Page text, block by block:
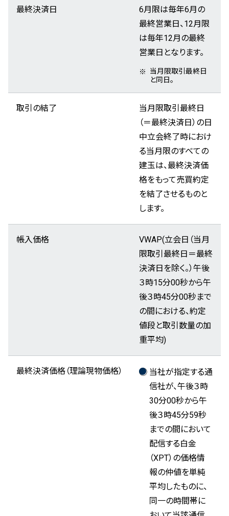
最終決済日
6月限は毎年6月の
最終営業日、12月限
は毎年12月の最終
営業日となります。
当月限取引最終日
と同日。
取引の結了
当月限取引最終日
（＝最終決済日）の日
中立会終了時におけ
る当月限のすべての
建玉は、最終決済価
格をもって売買約定
を結了させるものと
します。
帳入価格
VWAP(立会日（当月
限取引最終日＝最終
決済日を除く。）午後
３時15分00秒から午
後３時45分00秒まで
の間における、約定
値段と取引数量の加
重平均)
最終決済価格（理論現物価格）
当社が指定する通
信社が、午後３時
30分00秒から午
後３時45分59秒
までの間において
配信する白金
（XPT）の価格情
報の仲値を単純
平均したものに、
同一の時間帯に